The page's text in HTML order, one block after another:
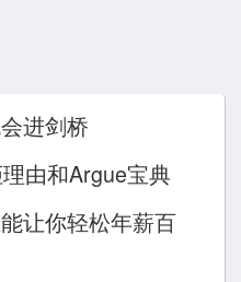
进剑桥
由和Argue宝典
让你轻松年薪百